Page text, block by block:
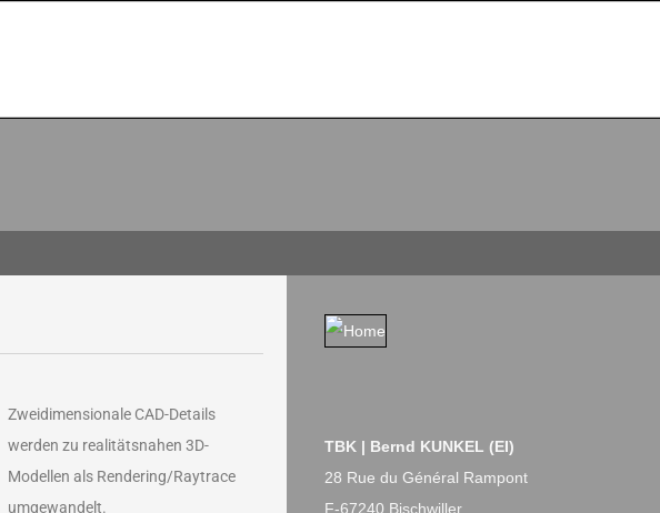
Zweidimensionale CAD-Details
werden zu realitätsnahen 3D-
Modellen als Rendering/Raytrace
umgewandelt.
TBK | Bernd KUNKEL (EI)
28 Rue du Général Rampont
F-67240 Bischwiller